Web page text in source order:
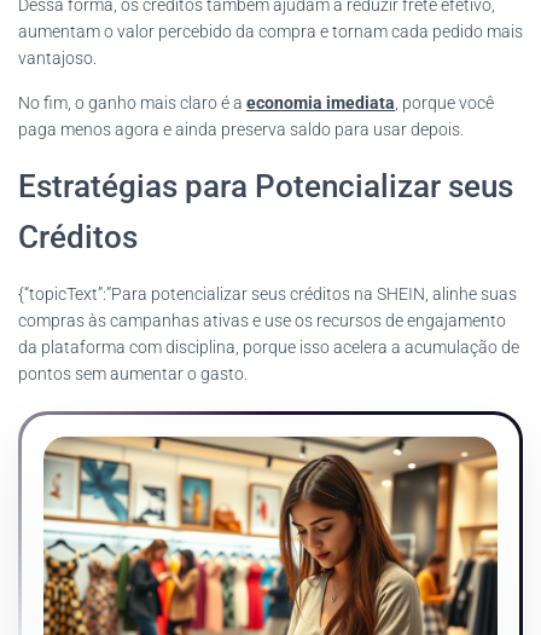
Dessa forma, os créditos também ajudam a reduzir frete efetivo,
aumentam o valor percebido da compra e tornam cada pedido mais
vantajoso.
No fim, o ganho mais claro é a economia imediata, porque você
paga menos agora e ainda preserva saldo para usar depois.
Estratégias para Potencializar seus
Créditos
{“topicText”:”Para potencializar seus créditos na SHEIN, alinhe suas
compras às campanhas ativas e use os recursos de engajamento
da plataforma com disciplina, porque isso acelera a acumulação de
pontos sem aumentar o gasto.